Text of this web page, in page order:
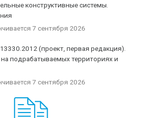
конструктивные системы.
7 сентября 2026
(проект, первая редакция).
подрабатываемых территориях и
7 сентября 2026